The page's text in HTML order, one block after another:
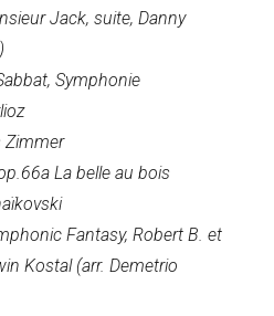
Jack, suite, Danny
Symphonie
Zimmer
La belle au bois
Fantasy, Robert B. et
Kostal (arr. Demetrio